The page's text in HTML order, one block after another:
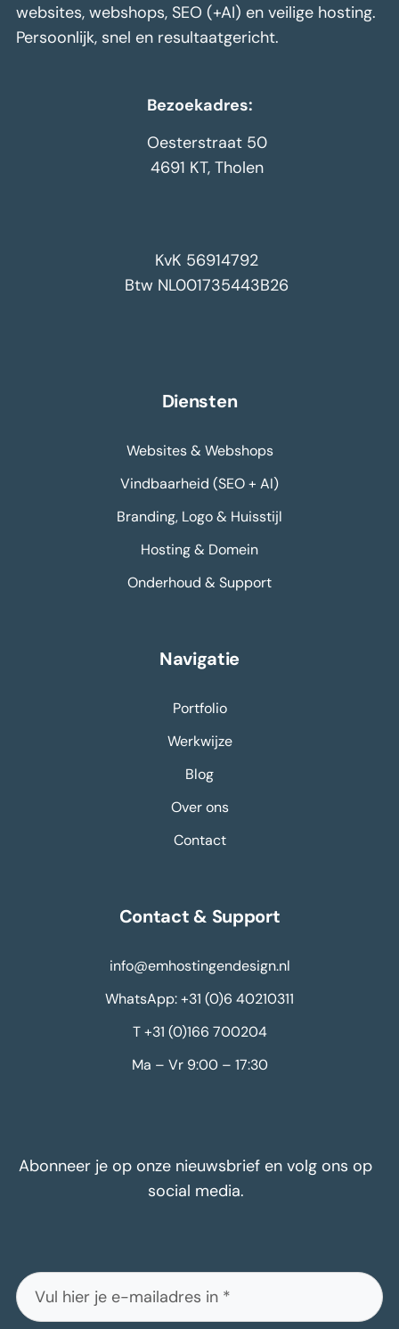
websites, webshops, SEO (+AI) en veilige hosting.
Persoonlijk, snel en resultaatgericht.
Bezoekadres:
Oesterstraat 50
4691 KT, Tholen
KvK 56914792
Btw NL001735443B26
Diensten
Websites & Webshops
Vindbaarheid (SEO + AI)
Branding, Logo & Huisstijl
Hosting & Domein
Onderhoud & Support
Navigatie
Portfolio
Werkwijze
Blog
Over ons
Contact
Contact & Support
info@emhostingendesign.nl
WhatsApp: +31 (0)6 40210311
T +31 (0)166 700204
Ma – Vr 9:00 – 17:30
Abonneer je op onze nieuwsbrief en volg ons op
social media.